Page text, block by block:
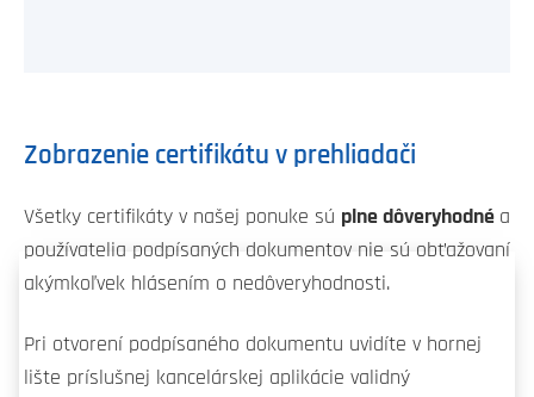
Zobrazenie certifikátu v prehliadači
Všetky certifikáty v našej ponuke sú plne dôveryhodné a
používatelia podpísaných dokumentov nie sú obťažovaní
akýmkoľvek hlásením o nedôveryhodnosti.
Pri otvorení podpísaného dokumentu uvidíte v hornej
lište príslušnej kancelárskej aplikácie validný